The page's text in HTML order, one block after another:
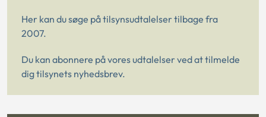
Her kan du søge på tilsynsudtalelser tilbage fra
2007.
Du kan abonnere på vores udtalelser ved at tilmelde
dig tilsynets nyhedsbrev.